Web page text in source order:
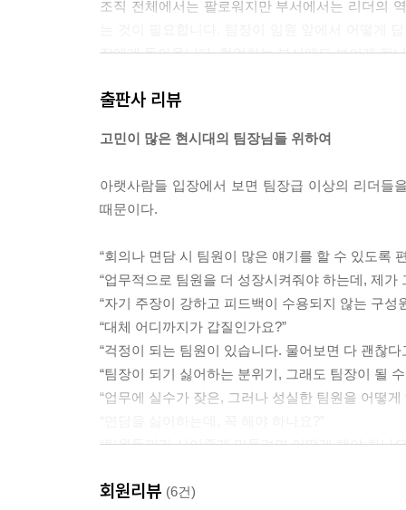
조직 전체에서는 팔로워지만 부서에서는 리더의
장에게 돌아옵니다. 협업하는 부서에도 보이게 됩
도 있고, 서로를 비판적으로 모니터링하는 팀 분위
--- p.165
과 충족시키지 못한 것이 무엇인지를 알아야 합니
로만 생각하지 않을 수 있습니다. 나를 싫어해서
--- p.225
출판사 리뷰
고민이 많은 현시대의 팀장님들 위하여
아랫사람들 입장에서 보면 팀장급 이상의 리더들
때문이다.
“회의나 면담 시 팀원이 많은 얘기를 할 수 있도록
“업무적으로 팀원을 더 성장시켜줘야 하는데, 제가
“자기 주장이 강하고 피드백이 수용되지 않는 구성
“대체 어디까지가 갑질인가요?”
“걱정이 되는 팀원이 있습니다. 물어보면 다 괜찮
“팀장이 되기 싫어하는 분위기, 그래도 팀장이 될
“업무에 실수가 잦은, 그러나 성실한 팀원을 어떻게
“팀원들끼리 사이좋게 만들려면 어떻게 해야 하나
“조언이 지속적으로 먹히지 않을 경우 지시로 넘어
회원리뷰 (6건)